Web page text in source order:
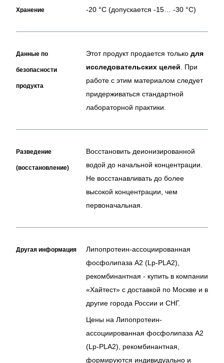
Хранение -20 °C (допускается -15… -30 °C)
Данные по
безопасности
продукта
Этот продукт продается только для
исследовательских целей
При
работе с этим материалом следует
придерживаться стандартной
лабораторной практики.
Разведение
(восстановление)
Восстановить деионизированной
водой до начальной концентрации.
Не восстанавливать до более
высокой концентрации, чем
первоначальная.
Другая информация
Липопротеин-ассоциированная
фосфолипаза A2 (Lp-PLA2),
рекомбинантная - купить в компании
«Хайтест» с доставкой по Москве и в
другие города России и СНГ.
Цены на Липопротеин-
ассоциированная фосфолипаза A2
(Lp-PLA2), рекомбинантная,
формируются индивидуально и